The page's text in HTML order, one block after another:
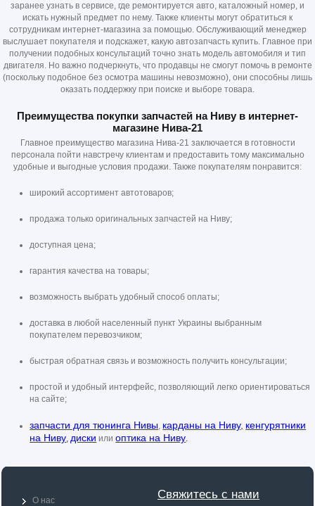
заранее узнать в сервисе, где ремонтируется авто, каталожный номер, и
искать нужный предмет по нему. Также клиенты могут обратиться к
сотрудникам интернет-магазина за помощью. Обслуживающий менеджер
выслушает покупателя и подскажет, какую автозапчасть купить. Главное при
получении подобных консультаций точно знать модель автомобиля и тип
двигателя. Но важно подчеркнуть, что продавцы не смогут помочь в ремонте
(поскольку подобное без осмотра машины невозможно), они способны лишь
оказать поддержку при поиске и выборе товара.
Преимущества покупки запчастей на Ниву в интернет-
магазине Нива-21
Главное преимущество магазина Нива-21 заключается в готовности
персонала пойти навстречу клиентам и предоставить тому максимально
удобные и выгодные условия продажи. Также покупателям понравится:
широкий ассортимент автотоваров;
продажа только оригинальных запчастей на Ниву;
доступная цена;
гарантия качества на товары;
возможность выбрать удобный способ оплаты;
доставка в любой населенный пункт Украины выбранным
покупателем перевозчиком;
быстрая обратная связь и возможность получить консультации;
простой и удобный интерфейс, позволяющий легко ориентироваться
на сайте;
запчасти для тюнинга Нивы, карданы на Ниву, кенгурятники
на Ниву,диски или оптика на Ниву.
Свяжитесь с нами
О нас